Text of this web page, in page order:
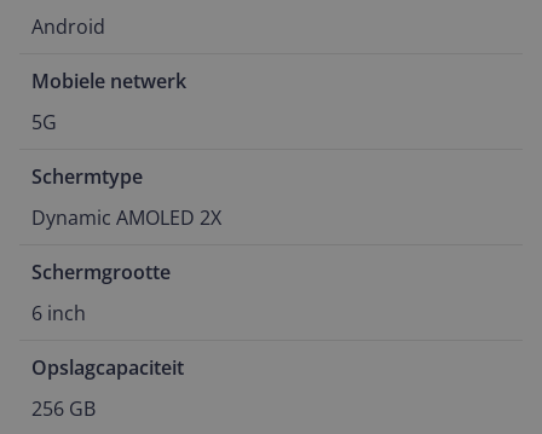
Android
Mobiele netwerk
5G
Schermtype
Dynamic AMOLED 2X
Schermgrootte
6 inch
Opslagcapaciteit
256 GB